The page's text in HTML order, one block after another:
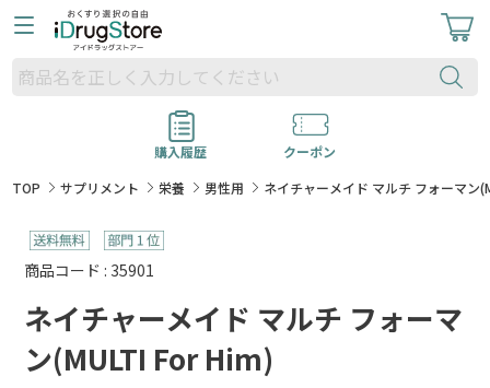
購入履歴
クーポン
TOP
サプリメント 栄養 男性用 ネイチャーメイド マルチ フォーマン
商品コード : 35901
ネイチャーメイド マルチ フォーマ
ン(MULTI For Him)